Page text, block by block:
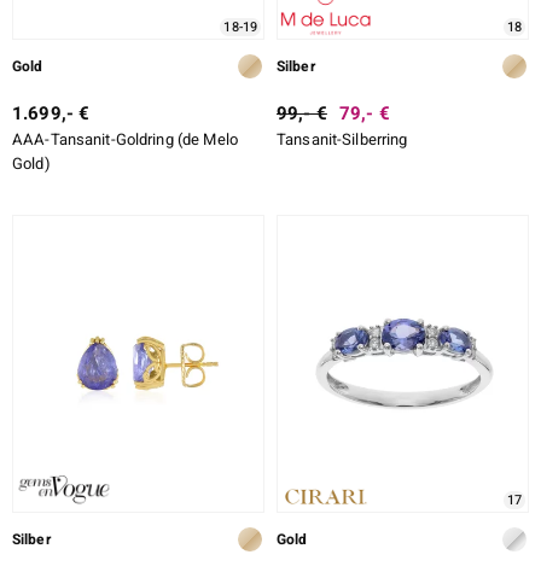
18-19
Gold
1.699,- €
AAA-Tansanit-Goldring (de Melo
Gold)
18
Silber
99,- € 79,- €
Tansanit-Silberring
Silber
17
Gold